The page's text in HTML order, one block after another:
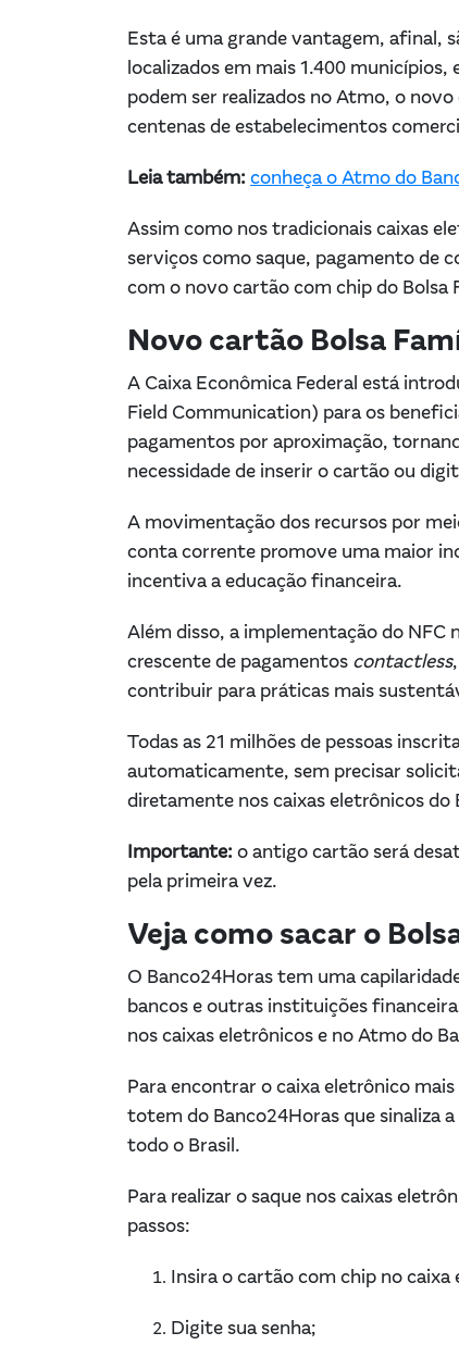
Esta é uma grande vantagem, afinal,
localizados em mais 1.400
podem ser realizados no Atmo, o
centenas de estabelecimentos
Leia também: conheça o Atmo do
Assim como nos tradicionais caixas
serviços como saque, pagamento de
com o novo cartão com chip do Bolsa
Novo cartão Bolsa
A Caixa Econômica Federal está
Field Communication) para os
pagamentos por aproximação,
necessidade de inserir o cartão ou
A movimentação dos recursos por
conta corrente promove uma maior
incentiva a educação financeira.
Além disso, a implementação do NFC
crescente de pagamentos contactless
contribuir para práticas mais
Todas as 21 milhões de pessoas
automaticamente, sem precisar
diretamente nos caixas eletrônicos do
Importante: o antigo cartão será
pela primeira vez. ​
Veja como sacar o
O Banco24Horas tem uma
bancos e outras instituições
nos caixas eletrônicos e no Atmo do
Para encontrar o caixa eletrônico
totem do Banco24Horas que sinaliza
todo o Brasil.
Para realizar o saque nos caixas
passos:
Insira o cartão com chip no caixa
Digite sua senha;